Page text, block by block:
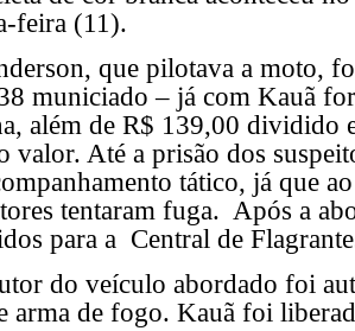
feira (11).
que pilotava a moto,
municiado – já com Kauã
além de R$ 139,00 dividido
valor. Até a prisão dos
tático, já que
tentaram fuga. Após a
para a Central de
do veículo abordado foi
arma de fogo. Kauã foi